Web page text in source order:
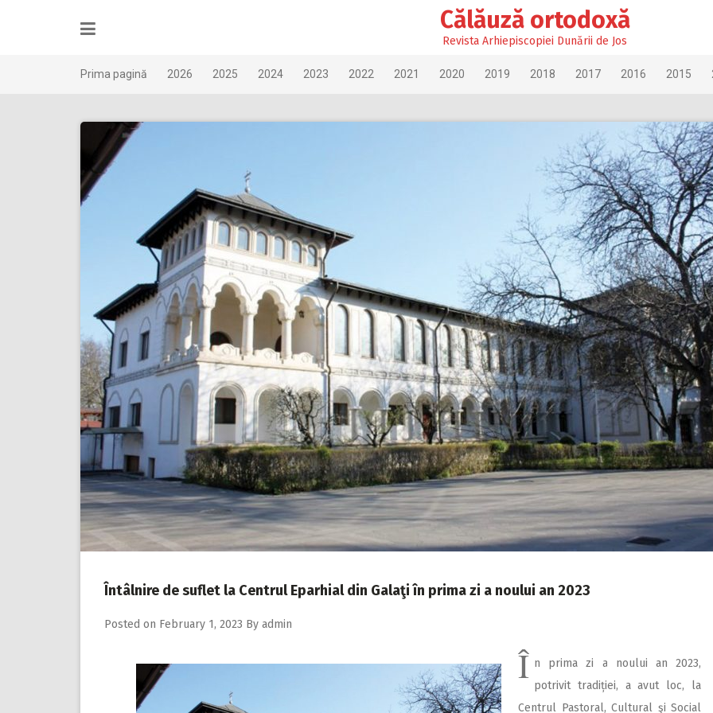
Călăuză ortodoxă
Revista Arhiepiscopiei Dunării de Jos
Prima pagină 2026 2025 2024 2023 2022 2021 2020 2019 2018 2017 2016 2015
Întâlnire de suflet la Centrul Eparhial din Galaţi în prima zi a noului an 2023
Posted on February 1, 2023 By admin
Î n prima zi a noului an 2023,
potrivit tradiției, a avut loc, la
Centrul Pas­toral, Cultural şi Social